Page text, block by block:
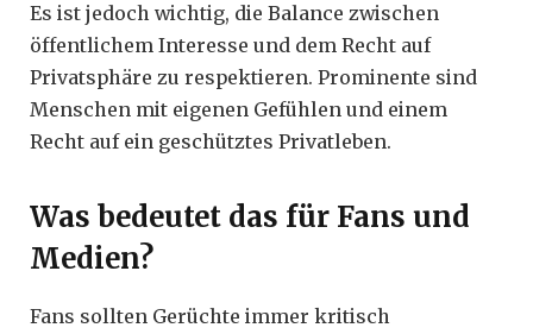
Es ist jedoch wichtig, die Balance zwischen
öffentlichem Interesse und dem Recht auf
Privatsphäre zu respektieren. Prominente sind
Menschen mit eigenen Gefühlen und einem
Recht auf ein geschütztes Privatleben.
Was bedeutet das für Fans und
Medien?
Fans sollten Gerüchte immer kritisch